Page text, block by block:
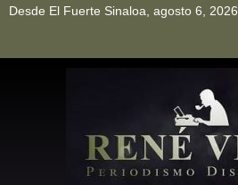
Desde El Fuerte Sinaloa, agosto 6, 2026